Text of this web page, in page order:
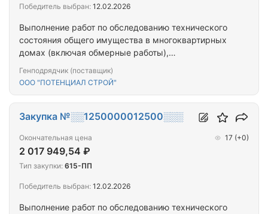
Выполнение работ по обследованию технического
состояния общего имущества в многоквартирных
домах (включая обмерные работы),
Довурак, ул. Комсомольская, д. 10, г Ак-Довурак,
Центральная, д. 9, г. Кызыл, ул. Дружбы, д.1, г.
Кызыл, ул. Калинина, д. 2А, г. Кызыл, ул. Калинина,
Генподрядчик (поставщик)
ООО "ПОТЕНЦИАЛ СТРОЙ"
Победитель выбран: 12.02.2026
Выполнение работ по обследованию технического
Закупка №░░1250000012500░░░
Окончательная цена
2 017 949,54 ₽
17 (+0)
Тип закупки: 615-ПП
Победитель выбран: 12.02.2026